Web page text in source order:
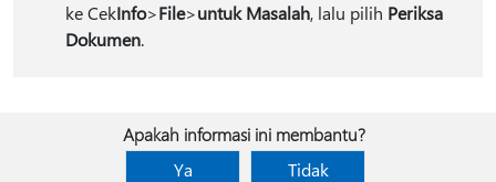
ke CekInfo>File>untuk Masalah, lalu pilih Periksa
Dokumen.
Apakah informasi ini membantu?
Ya
Tidak